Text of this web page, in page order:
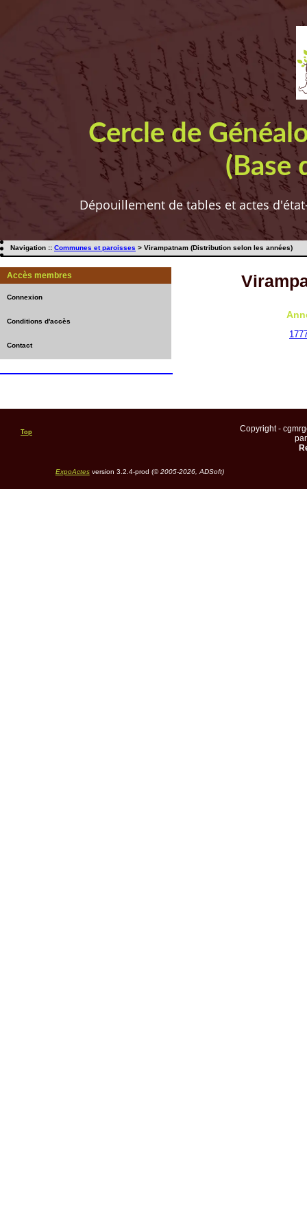
Cercle de
(Base
Dépouillement de tables et actes
Navigation :: Communes et paroisses > Virampatnam (Distribution selon les années)
Accès membres
Connexion
Conditions d'accès
Contact
Top
Copyright -
ExpoActesversion 3.2.4-prod (©2005-2026, ADSoft)